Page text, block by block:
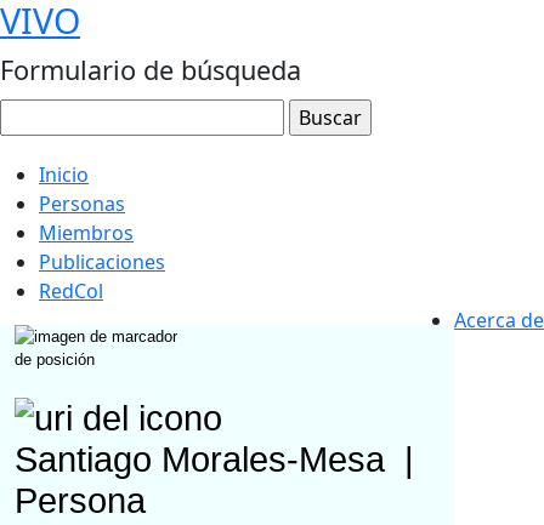
VIVO
Formulario de búsqueda
Inicio
Personas
Miembros
Publicaciones
RedCol
Acerca de
Santiago Morales-Mesa
Persona